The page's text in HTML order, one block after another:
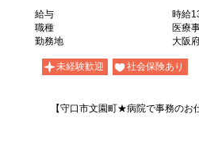
給与
時給
職種
医療
勤務地
大阪
未経験歓迎 社会保険あり
【守口市文園町★病院で事務のお